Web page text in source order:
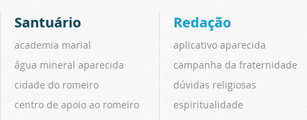
Santuário
academia marial
água mineral aparecida
cidade do romeiro
centro de apoio ao romeiro
Redação
aplicativo aparecida
campanha da fraternidade
dúvidas religiosas
espiritualidade